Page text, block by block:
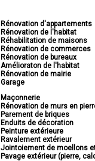
Rénovation d'appartements
Rénovation de l'habitat
Réhabilitation de maisons
Rénovation de commerces
Rénovation de bureaux
Amélioraton de l'habitat
Rénovation de mairie
Garage
Maçonnerie
Rénovation de murs en
Parement de briques
Enduits de décoration
Peinture extérieure
Ravalement extérieur
Jointoiement de moellons
Pavage extérieur (pierre,